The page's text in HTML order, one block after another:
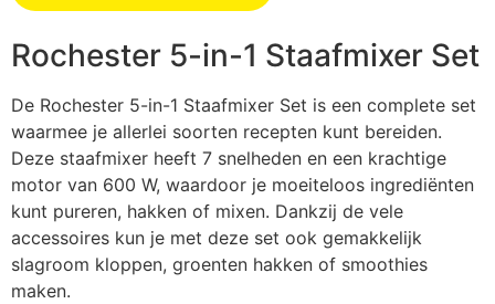
Rochester 5-in-1 Staafmixer Set
De Rochester 5-in-1 Staafmixer Set is een complete set
waarmee je allerlei soorten recepten kunt bereiden.
Deze staafmixer heeft 7 snelheden en een krachtige
motor van 600 W, waardoor je moeiteloos ingrediënten
kunt pureren, hakken of mixen. Dankzij de vele
accessoires kun je met deze set ook gemakkelijk
slagroom kloppen, groenten hakken of smoothies
maken.